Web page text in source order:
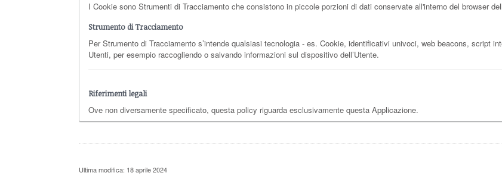
I Cookie sono Strumenti di Tracciamento che consistono in piccole porzioni di dati conservate all'interno del browser
Strumento di Tracciamento
Per Strumento di Tracciamento s’intende qualsiasi tecnologia - es. Cookie, identificativi univoci, web beacons, script
Utenti, per esempio raccogliendo o salvando informazioni sul dispositivo dell’Utente.
Riferimenti legali
Ove non diversamente specificato, questa policy riguarda esclusivamente questa Applicazione.
Ultima modifica: 18 aprile 2024